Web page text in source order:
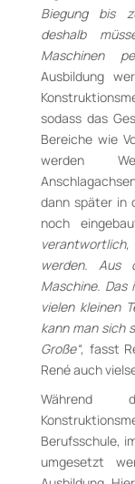
Biegung bis
deshalb
Maschinen
Ausbildung
sodass das
Bereiche wie
werden
dann später in
noch
werden. Aus
Maschine. Das
vielen kleinen
kann man sich
Große“, fasst
René auch
Während
Berufsschule,
umgesetzt